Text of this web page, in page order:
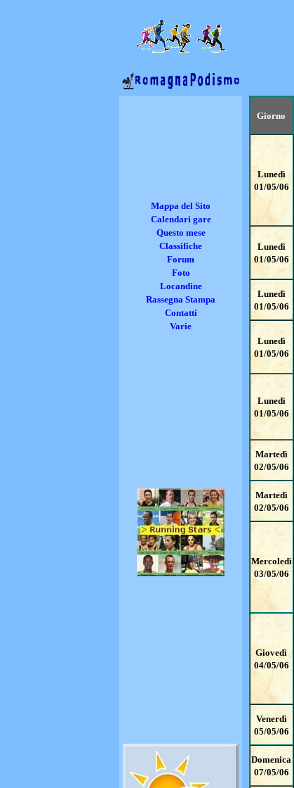
Giorno
Lunedì
01/05/06
Lunedì
01/05/06
Lunedì
01/05/06
Lunedì
01/05/06
Lunedì
01/05/06
Martedì
02/05/06
Martedì
02/05/06
Mercoledì
03/05/06
Giovedì
04/05/06
Venerdì
05/05/06
Domenica
07/05/06
Mappa del Sito
Calendari gare
Questo mese
Classifiche
Forum
Foto
Locandine
Rassegna Stampa
Contatti
Varie